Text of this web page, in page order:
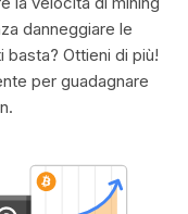
danneggiare le
Ottieni di più!
per guadagnare